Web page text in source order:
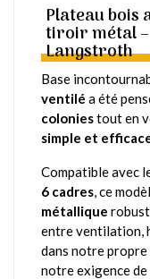
Plateau
tiroir métal
Langstroth
Base
ventilé a été
coloniestout en
simple et
Compatible avec
6 cadres, ce
métallique
entre ventilation,
dans notre
notre exigence de